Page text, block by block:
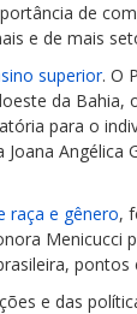
de
e de mais
superior. O
da
para o
Angélica
raça e gênero,
e das